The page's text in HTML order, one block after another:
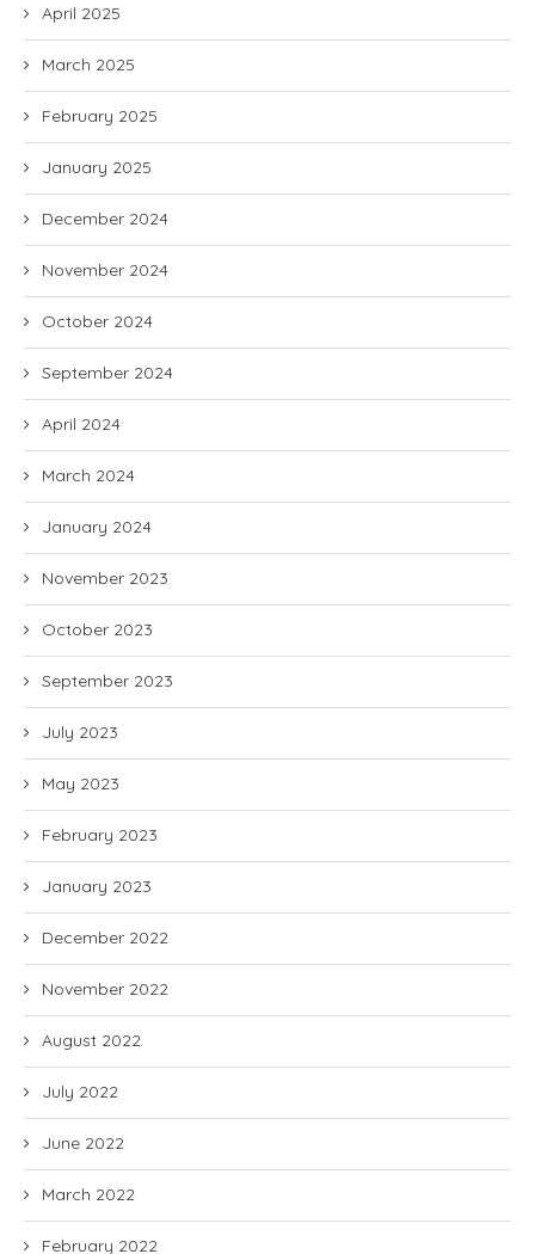
April 2025
March 2025
February 2025
January 2025
December 2024
November 2024
October 2024
September 2024
April 2024
March 2024
January 2024
November 2023
October 2023
September 2023
July 2023
May 2023
February 2023
January 2023
December 2022
November 2022
August 2022
July 2022
June 2022
March 2022
February 2022